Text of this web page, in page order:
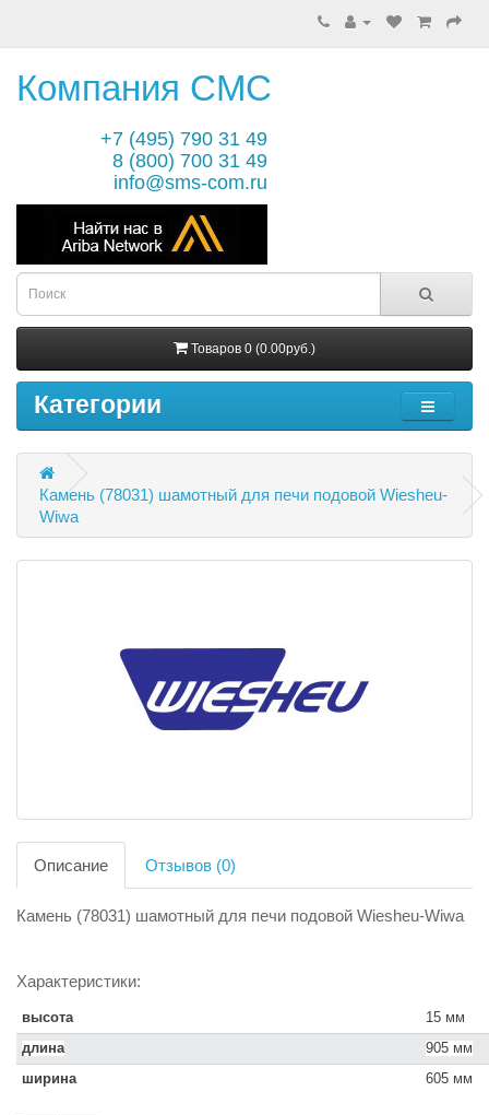
Компания СМС
+7 (495) 790 31 49
8 (800) 700 31 49
info@sms-com.ru
Товаров 0 (0.00руб.)
Категории
Камень (78031) шамотный для печи подовой Wiesheu-
Wiwa
Описание Отзывов (0)
Камень (78031) шамотный для печи подовой Wiesheu-Wiwa
Характеристики:
высота
15 мм
длина
905 мм
ширина
605 мм